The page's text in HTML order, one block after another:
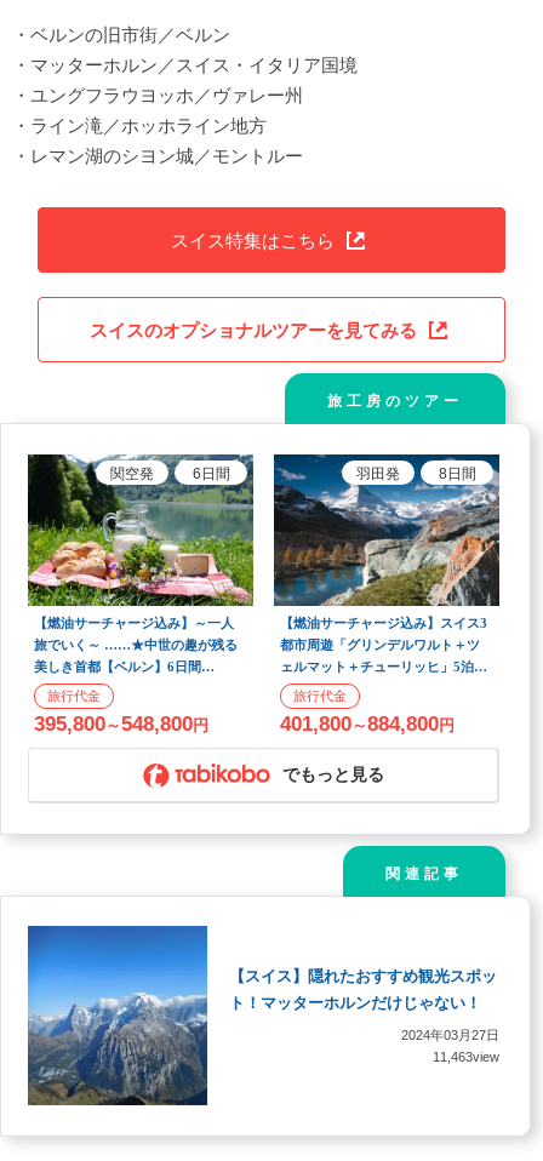
・ベルンの旧市街／ベルン
・マッターホルン／スイス・イタリア国境
・ユングフラウヨッホ／ヴァレー州
・ライン滝／ホッホライン地方
・レマン湖のシヨン城／モントルー
スイス特集はこちら
スイスのオプショナルツアーを見てみる
旅工房のツアー
【燃油サーチャージ込み】～一人
旅でいく～ ……★中世の趣が残る
美しき首都【ベルン】6日間
★…… ＊スイストラベルパスフ
レックス3日券つき＊
関空発 6 日間
395,800～548,800円
【燃油サーチャージ込み】スイス3
都市周遊「グリンデルワルト＋ツ
ェルマット＋チューリッヒ」5泊8
日【ターキッシュエアラインズ利
用/羽田夜発】
羽田発 8日間
401,800～884,800円
でもっと見る
関連記事
【スイス】隠れたおすすめ観光スポッ
ト！マッターホルンだけじゃない！
2024年03月27日
11,463view